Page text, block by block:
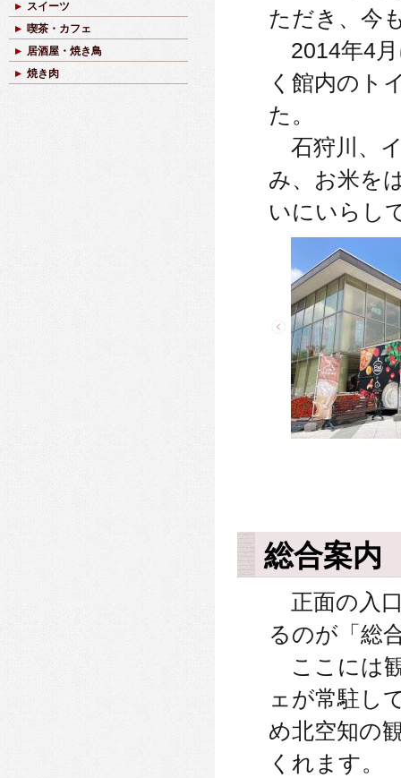
ただき、今
2014年4月
く館内のト
た。
石狩川、
み、お米を
いにいらし
総合案内
正面の入
るのが「総
ここには
ェが常駐し
め北空知の
くれます。
スイーツ
喫茶・カフェ
居酒屋・焼き鳥
焼き肉